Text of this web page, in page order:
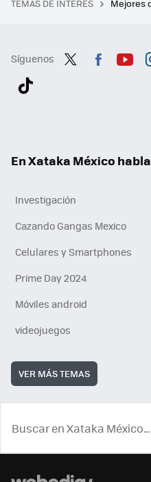
TEMAS DE INTERÉS Mejores
Síguenos
En Xataka México
Investigación
Cazando Gangas Mexico
Celulares y Smartphones
Prime Day 2024
Móviles android
videojuegos
VER MÁS TEMAS